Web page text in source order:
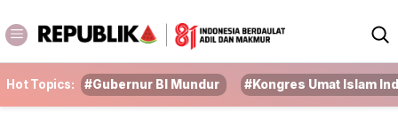
Hot Topics: #Gubernur BI Mundur #Kongres Umat Islam